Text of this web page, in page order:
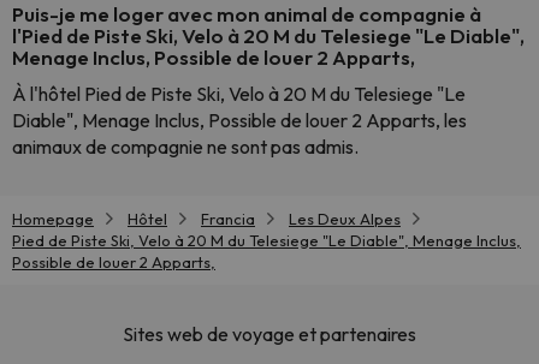
Puis-je me loger avec mon animal de compagnie à
l'Pied de Piste Ski, Velo à 20 M du Telesiege "Le Diable",
Menage Inclus, Possible de louer 2 Apparts,
À l'hôtel Pied de Piste Ski, Velo à 20 M du Telesiege "Le
Diable", Menage Inclus, Possible de louer 2 Apparts, les
animaux de compagnie ne sont pas admis.
Homepage Hôtel Francia
Les Deux Alpes
Pied de Piste Ski, Velo à 20 M du Telesiege "Le Diable", Menage Inclus,
Possible de louer 2 Apparts,
Sites web de voyage et partenaires